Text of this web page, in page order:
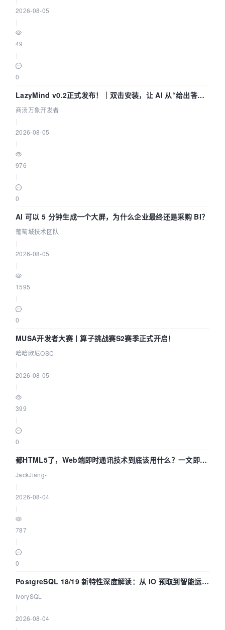
2026-08-05
49
0
LazyMind v0.2正式发布！｜双击安装，让 AI 从“给出答案”
走到“完成交付”
商汤万象开发者
2026-08-05
976
0
AI 可以 5 分钟生成一个大屏，为什么企业最终还是采购 BI？
葡萄城技术团队
2026-08-05
1595
0
MUSA开发者大赛丨算子挑战赛S2赛季正式开启！
哈哈欧尼OSC
2026-08-05
399
0
都HTML5了，Web端即时通讯技术到底该用什么？一文即
懂！
JackJiang-
2026-08-04
787
0
PostgreSQL 18/19 新特性深度解读：从 IO 预取到智能运
维，全面提升数据库体验
IvorySQL
2026-08-04